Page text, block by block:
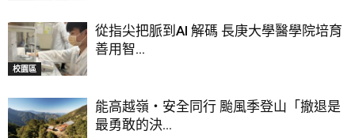
校園區
從指尖把脈到AI 解碼 長庚大學醫學院培育
善用智...
能高越嶺‧安全同行 颱風季登山「撤退是
最勇敢的決...